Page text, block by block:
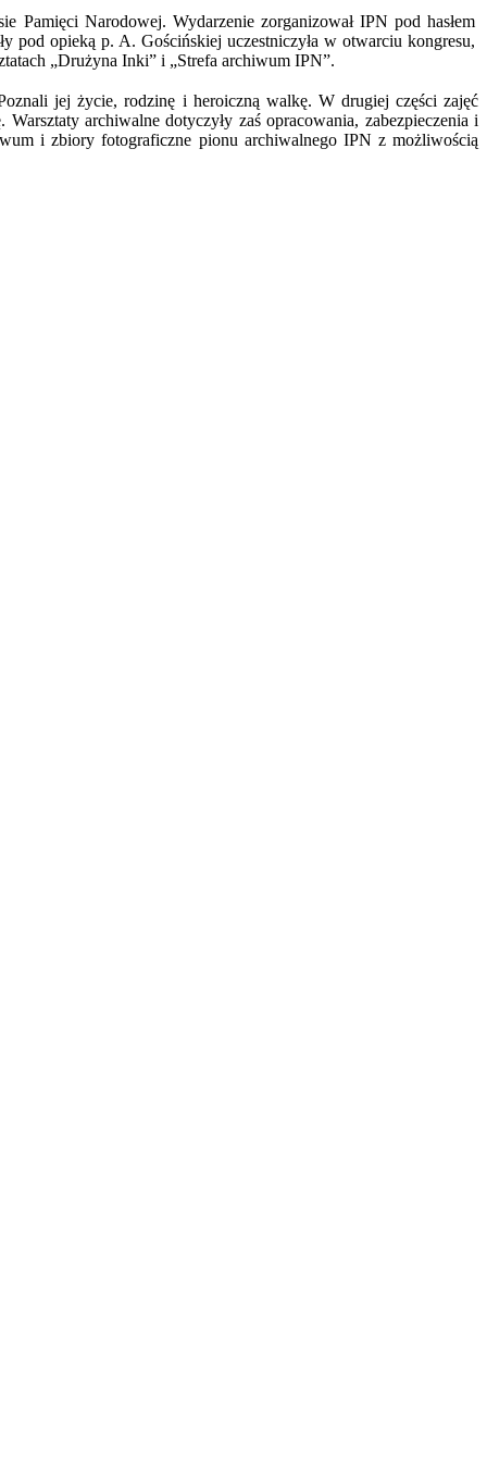
Narodowej. Wydarzenie zorganizował IPN pod hasłem
pod opieką p. A. Gościńskiej uczestniczyła w otwarciu kongresu,
„Drużyna Inki” i „Strefa archiwum IPN”.
jej życie, rodzinę i heroiczną walkę. W drugiej części zajęć
archiwalne dotyczyły zaś opracowania, zabezpieczenia i
i zbiory fotograficzne pionu archiwalnego IPN z możliwością